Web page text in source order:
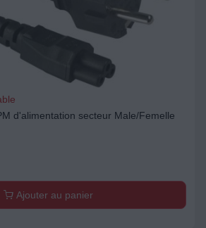
d'alimentation secteur Male/Femelle
Ajouter au panier